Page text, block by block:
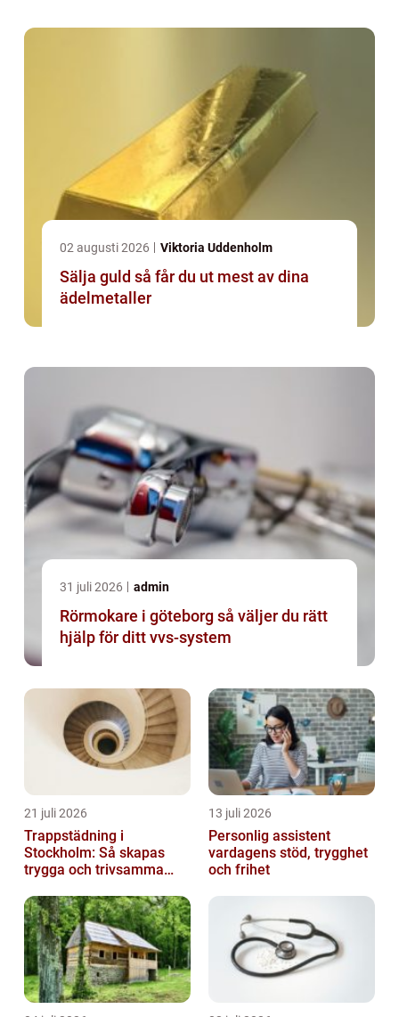
02 augusti 2026 Viktoria Uddenholm
Sälja guld så får du ut mest av dina
ädelmetaller
31 juli 2026 admin
Rörmokare i göteborg så väljer du rätt
hjälp för ditt vvs-system
21 juli 2026
Trappstädning i
Stockholm: Så skapas
trygga och trivsamma
13 juli 2026
Personlig assistent
vardagens stöd, trygghet
och frihet